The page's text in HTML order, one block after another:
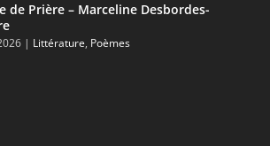
de Prière – Marceline Desbordes-
| Littérature, Poèmes